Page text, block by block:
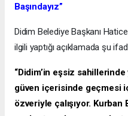
Başındayız”
Didim Belediye Başkanı
ilgili yaptığı açıklamada şu
“Didim’in eşsiz
güven içerisinde geçmesi
özveriyle çalışıyor. Kurban